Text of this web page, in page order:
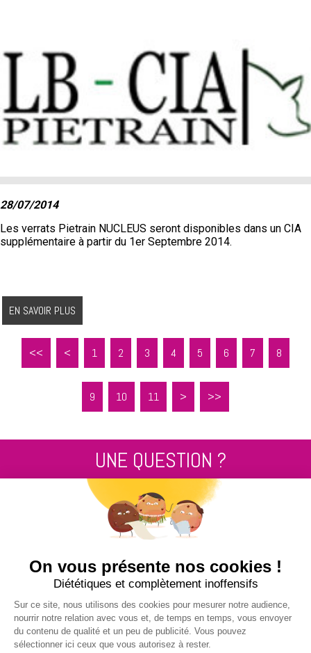
28/07/2014
Les verrats Pietrain NUCLEUS seront disponibles dans un CIA
supplémentaire à partir du 1er Septembre 2014.
EN SAVOIR PLUS
<< < 1 2 3 4 5 6 7 8
9 10 11 > >>
UNE QUESTION ?
Contactez nous au +33 2 99 14 64 81
ENVOYEZ-NOUS UN MESSAGE !
NUCLEUS - S.A.S.
7, rue des Orchidées Le Bourg Nouveau
FR35650 LE RHEU - FRANCE
+33 2 99 14 64 81